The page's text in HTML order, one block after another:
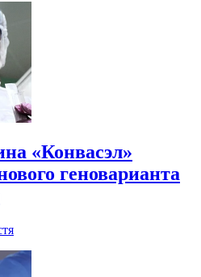
«Конвасэл»
геноварианта